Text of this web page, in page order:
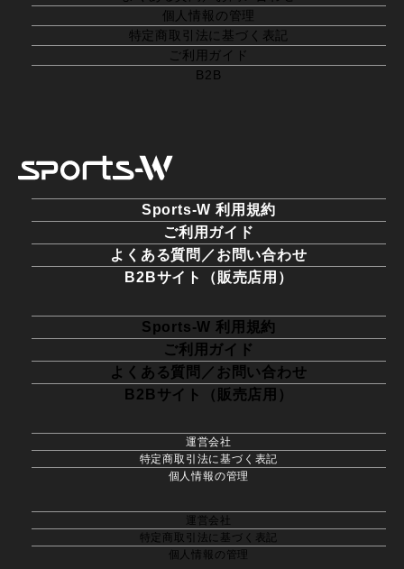
個人情報の管理
特定商取引法に基づく表記
ご利用ガイド
B2B
Sports-W 利用規約
ご利用ガイド
よくある質問／お問い合わせ
B2Bサイト（販売店用）
Sports-W 利用規約
ご利用ガイド
よくある質問／お問い合わせ
B2Bサイト（販売店用）
運営会社
特定商取引法に基づく表記
個人情報の管理
運営会社
特定商取引法に基づく表記
個人情報の管理